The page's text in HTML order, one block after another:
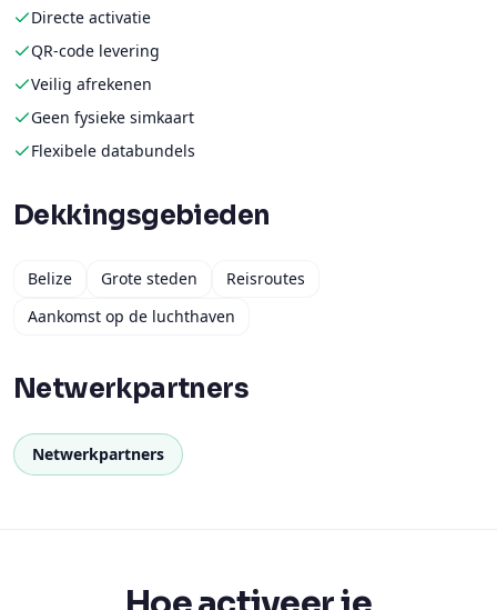
Directe activatie
QR-code levering
Veilig afrekenen
Geen fysieke simkaart
Flexibele databundels
Dekkingsgebieden
Belize Grote steden
Reisroutes
Aankomst op de luchthaven
Netwerkpartners
Netwerkpartners